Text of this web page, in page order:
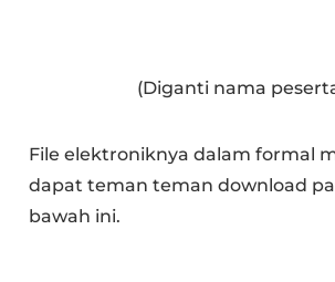
(Diganti nama
File elektroniknya dalam formal
dapat teman teman download
bawah ini.